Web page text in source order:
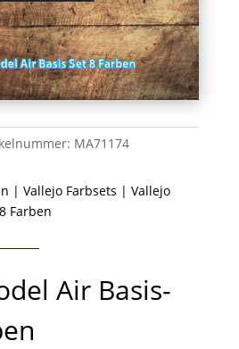
MA71174
| Vallejo Farbsets | Vallejo
Farben
Air Basis-